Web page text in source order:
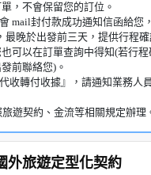
，不會保留您的訂位。
mail封付款成功通知信函給您
最晚於出發前三天，提供行程
可以在訂單查詢中得知(若行
前聯絡您)。
收轉付收據』，請通知業務人
遊契約、金流等相關規定辦理
外旅遊定型化契約